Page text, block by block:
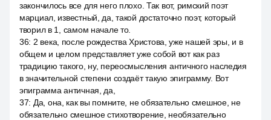
закончилось все для него плохо. Так вот, римский поэт
марциал, известный, да, такой достаточно поэт, который
творил в 1, самом начале то.
36: 2 века, после рождества Христова, уже нашей эры, и в
общем и целом представляет уже собой вот как раз
традицию такого, ну, переосмысления античного наследия
в значительной степени создаёт такую эпиграмму. Вот
эпиграмма античная, да,
37: Да, она, как вы помните, не обязательно смешное, не
обязательно смешное стихотворение, необязательно